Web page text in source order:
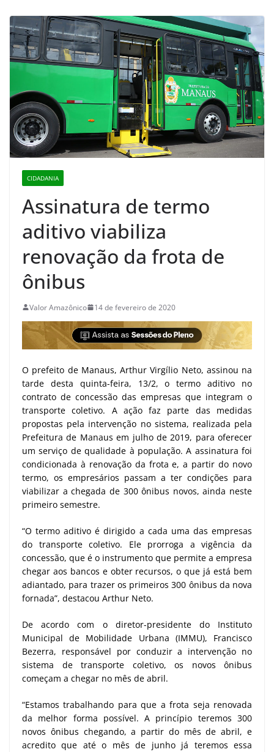
CIDADANIA
Assinatura de termo
aditivo viabiliza
renovação da frota de
ônibus
Valor Amazônico 14 de fevereiro de 2020
O prefeito de Manaus, Arthur Virgílio Neto, assinou na
tarde desta quinta-feira, 13/2, o termo aditivo no
contrato de concessão das empresas que integram o
transporte coletivo. A ação faz parte das medidas
propostas pela intervenção no sistema, realizada pela
Prefeitura de Manaus em julho de 2019, para oferecer
um serviço de qualidade à população. A assinatura foi
condicionada à renovação da frota e, a partir do novo
termo, os empresários passam a ter condições para
viabilizar a chegada de 300 ônibus novos, ainda neste
primeiro semestre.
“O termo aditivo é dirigido a cada uma das empresas
do transporte coletivo. Ele prorroga a vigência da
concessão, que é o instrumento que permite a empresa
chegar aos bancos e obter recursos, o que já está bem
adiantado, para trazer os primeiros 300 ônibus da nova
fornada”, destacou Arthur Neto.
De acordo com o diretor-presidente do Instituto
Municipal de Mobilidade Urbana (IMMU), Francisco
Bezerra, responsável por conduzir a intervenção no
sistema de transporte coletivo, os novos ônibus
começam a chegar no mês de abril.
“Estamos trabalhando para que a frota seja renovada
da melhor forma possível. A princípio teremos 300
novos ônibus chegando, a partir do mês de abril, e
acredito que até o mês de junho já teremos essa